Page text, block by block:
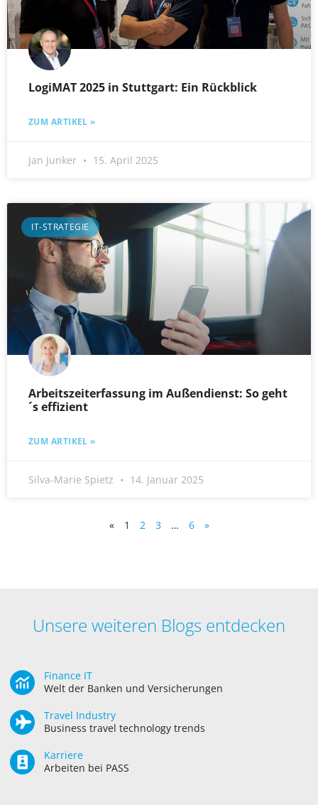
LogiMAT 2025 in Stuttgart: Ein Rückblick
ZUM ARTIKEL »
Jan Junker 15. April 2025
IT-STRATEGIE
Arbeitszeiterfassung im Außendienst: So geht
´s effizient
ZUM ARTIKEL »
Silva-Marie Spietz 14. Januar 2025
« 1 2 3 … 6 »
Unsere weiteren Blogs entdecken
Finance IT
Welt der Banken und Versicherungen
Travel Industry
Business travel technology trends
Karriere
Arbeiten bei PASS